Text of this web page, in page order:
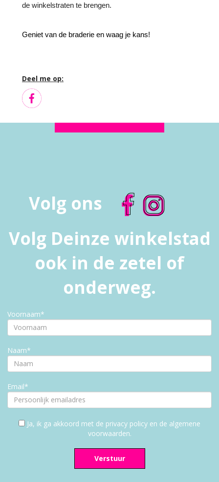
de winkelstraten te brengen.
Geniet van de braderie en waag je kans!
Deel me op:
Volg ons
Volg Deinze winkelstad
ook in de zetel of
onderweg.
Voornaam*
Naam*
Email*
Ja, ik ga akkoord met de privacy policy en de algemene
voorwaarden.
Verstuur